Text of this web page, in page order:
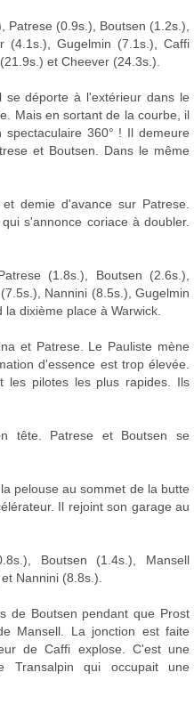
Patrese (0.9s.), Boutsen (1.2s.),
(4.1s.), Gugelmin (7.1s.), Caffi
et Cheever (24.3s.).
se déporte à l'extérieur dans le
Mais en sortant de la courbe, il
360° ! Il demeure
et Boutsen. Dans le même
demie d'avance sur Patrese.
s'annonce coriace à doubler.
(1.8s.), Boutsen (2.6s.),
Nannini (8.5s.), Gugelmin
dixième place à Warwick.
et Patrese. Le Pauliste mène
d'essence est trop élevée.
les pilotes les plus rapides. Ils
tête. Patrese et Boutsen se
pelouse au sommet de la butte
Il rejoint son garage au
Boutsen (1.4s.), Mansell
Nannini (8.8s.).
de Boutsen pendant que Prost
Mansell. La jonction est faite
de Caffi explose. C'est une
Transalpin qui occupait une